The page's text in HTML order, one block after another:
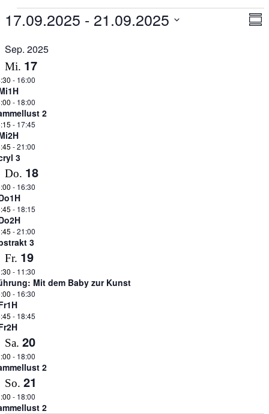
Veranstaltungen
17.09.2025 - 21.09.2025
auswählen.
Sep. 2025
Mi. 17
- 16:00
- 18:00
2
- 17:45
-21:00
3
Do. 18
- 16:30
- 18:15
-21:00
3
Fr. 19
- 11:30
Mit dem Baby zur Kunst
- 16:30
- 18:45
Sa. 20
- 18:00
2
So. 21
- 18:00
2